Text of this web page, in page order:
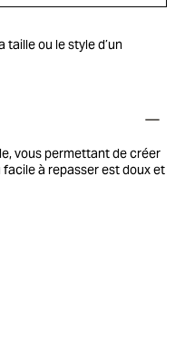
taille ou le style d’un
vous permettant de créer
à repasser est doux et